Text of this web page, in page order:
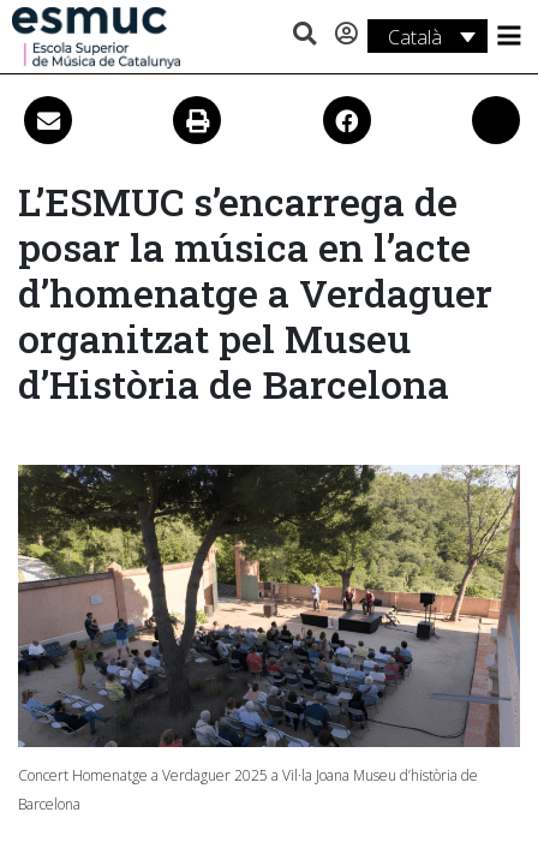
Català
Estudis
Recerca
Activitats
L’ESMUC s’encarrega de
posar la música en l’acte
d’homenatge a Verdaguer
organitzat pel Museu
d’Història de Barcelona
Concert Homenatge a Verdaguer 2025 a Vil·la Joana Museu d’història de
Barcelona